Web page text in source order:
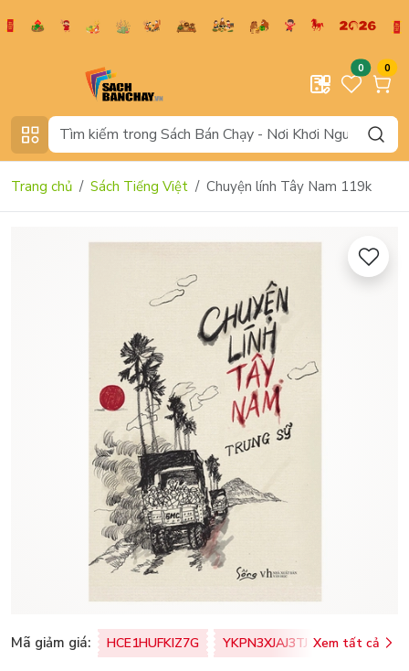
0 0
Trang chủ Sách Tiếng Việt Chuyện lính Tây Nam 119k
Mã giảm giá: HCE1HUFKIZ7G YKPN3XJAJ3TJ Xem tất cả